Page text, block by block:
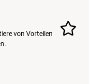
von Vorteilen